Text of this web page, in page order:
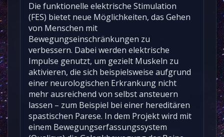
Die funktionelle elektrische Stimulation
(FES) bietet neue Möglichkeiten, das Gehen
von Menschen mit
Bewegungseinschränkungen zu
verbessern. Dabei werden elektrische
Impulse genutzt, um gezielt Muskeln zu
aktivieren, die sich beispielsweise aufgrund
einer neurologischen Erkrankung nicht
mehr ausreichend von selbst ansteuern
lassen – zum Beispiel bei einer hereditären
spastischen Parese. In dem Projekt wird mit
einem Bewegungserfassungssystem